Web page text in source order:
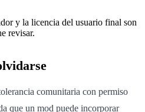
y la licencia del usuario final son
revisar.
comunitaria con permiso
que un mod puede incorporar